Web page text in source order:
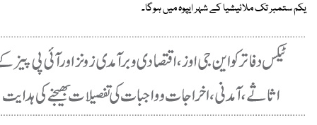
یکم ستمبر تک ملائیشیا کے شہر ایپوہ میں ہوگا۔